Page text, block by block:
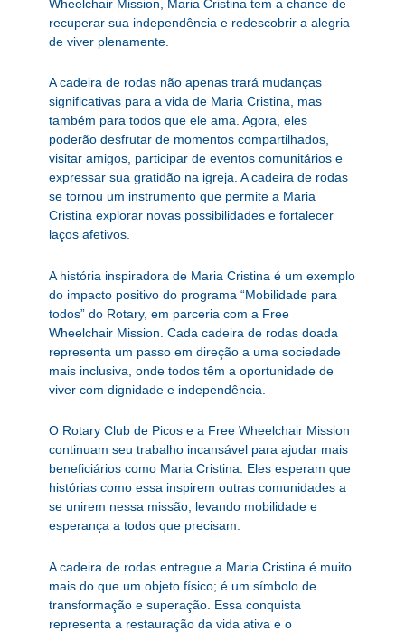
Wheelchair Mission, Maria Cristina tem a chance de
recuperar sua independência e redescobrir a alegria
de viver plenamente.
A cadeira de rodas não apenas trará mudanças
significativas para a vida de Maria Cristina, mas
também para todos que ele ama. Agora, eles
poderão desfrutar de momentos compartilhados,
visitar amigos, participar de eventos comunitários e
expressar sua gratidão na igreja. A cadeira de rodas
se tornou um instrumento que permite a Maria
Cristina explorar novas possibilidades e fortalecer
laços afetivos.
A história inspiradora de Maria Cristina é um exemplo
do impacto positivo do programa “Mobilidade para
todos” do Rotary, em parceria com a Free
Wheelchair Mission. Cada cadeira de rodas doada
representa um passo em direção a uma sociedade
mais inclusiva, onde todos têm a oportunidade de
viver com dignidade e independência.
O Rotary Club de Picos e a Free Wheelchair Mission
continuam seu trabalho incansável para ajudar mais
beneficiários como Maria Cristina. Eles esperam que
histórias como essa inspirem outras comunidades a
se unirem nessa missão, levando mobilidade e
esperança a todos que precisam.
A cadeira de rodas entregue a Maria Cristina é muito
mais do que um objeto físico; é um símbolo de
transformação e superação. Essa conquista
representa a restauração da vida ativa e o